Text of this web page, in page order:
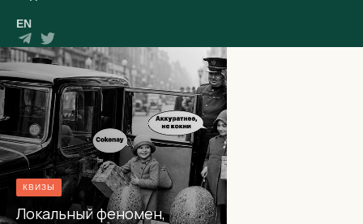
EN
КВИЗЫ
Локальный феномен,